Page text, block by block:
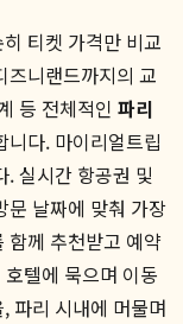
티켓 가격만 비교
즈니랜드까지의 교
등 전체적인 파리
니다. 마이리얼트립
실시간 항공권 및
문 날짜에 맞춰 가장
함께 추천받고 예약
텔에 묵으며 이동
파리 시내에 머물며